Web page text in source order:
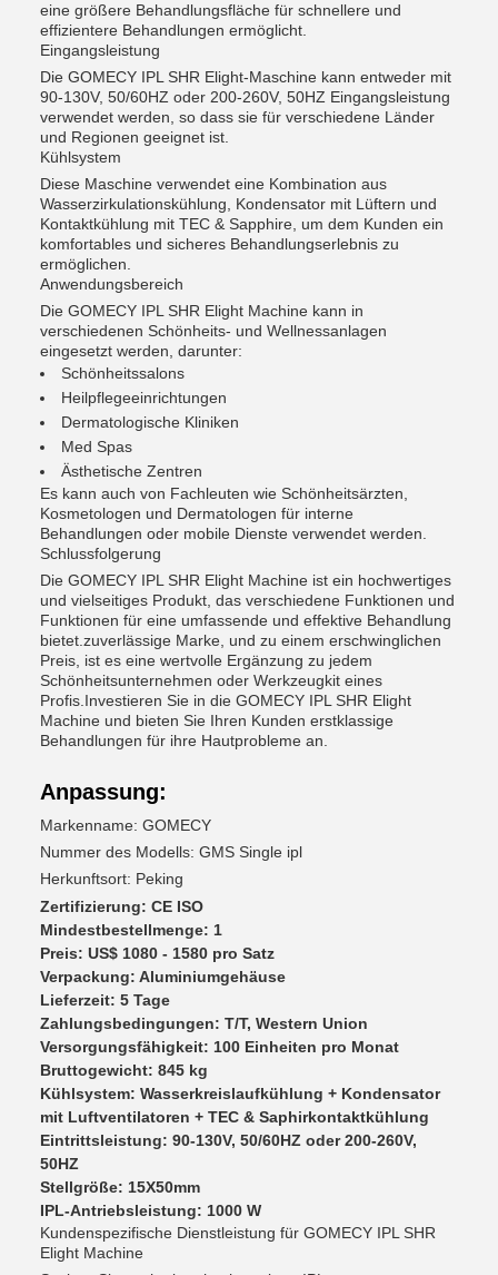
eine größere Behandlungsfläche für schnellere und
effizientere Behandlungen ermöglicht.
Eingangsleistung
Die GOMECY IPL SHR Elight-Maschine kann entweder mit
90-130V, 50/60HZ oder 200-260V, 50HZ Eingangsleistung
verwendet werden, so dass sie für verschiedene Länder
und Regionen geeignet ist.
Kühlsystem
Diese Maschine verwendet eine Kombination aus
Wasserzirkulationskühlung, Kondensator mit Lüftern und
Kontaktkühlung mit TEC & Sapphire, um dem Kunden ein
komfortables und sicheres Behandlungserlebnis zu
ermöglichen.
Anwendungsbereich
Die GOMECY IPL SHR Elight Machine kann in
verschiedenen Schönheits- und Wellnessanlagen
eingesetzt werden, darunter:
Schönheitssalons
Heilpflegeeinrichtungen
Dermatologische Kliniken
Med Spas
Ästhetische Zentren
Es kann auch von Fachleuten wie Schönheitsärzten,
Kosmetologen und Dermatologen für interne
Behandlungen oder mobile Dienste verwendet werden.
Schlussfolgerung
Die GOMECY IPL SHR Elight Machine ist ein hochwertiges
und vielseitiges Produkt, das verschiedene Funktionen und
Funktionen für eine umfassende und effektive Behandlung
bietet.zuverlässige Marke, und zu einem erschwinglichen
Preis, ist es eine wertvolle Ergänzung zu jedem
Schönheitsunternehmen oder Werkzeugkit eines
Profis.Investieren Sie in die GOMECY IPL SHR Elight
Machine und bieten Sie Ihren Kunden erstklassige
Behandlungen für ihre Hautprobleme an.
Anpassung:
Markenname: GOMECY
Nummer des Modells: GMS Single ipl
Herkunftsort: Peking
Zertifizierung: CE ISO
Mindestbestellmenge: 1
Preis: US$ 1080 - 1580 pro Satz
Verpackung: Aluminiumgehäuse
Lieferzeit: 5 Tage
Zahlungsbedingungen: T/T, Western Union
Versorgungsfähigkeit: 100 Einheiten pro Monat
Bruttogewicht: 845 kg
Kühlsystem: Wasserkreislaufkühlung + Kondensator
mit Luftventilatoren + TEC & Saphirkontaktkühlung
Eintrittsleistung: 90-130V, 50/60HZ oder 200-260V,
50HZ
Stellgröße: 15X50mm
IPL-Antriebsleistung: 1000 W
Kundenspezifische Dienstleistung für GOMECY IPL SHR
Elight Machine